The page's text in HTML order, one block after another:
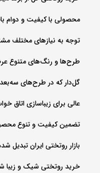
محصولی با کیفیت و دوام
توجه به نیازهای مختلف
طرح‌ها و رنگ‌های متنوع
گل‌دار که در طرح‌های
عالی برای زیباسازی اتاق
تضمین کیفیت و تنوع
بازار روتختی ایران تبدیل
خرید روتختی شیک و زیبا